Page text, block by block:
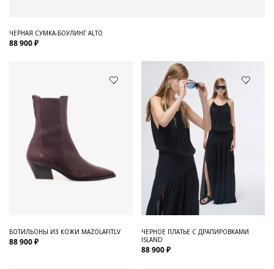
ЧЕРНАЯ СУМКА-БОУЛИНГ ALTO
88 900 ₽
БОТИЛЬОНЫ ИЗ КОЖИ MAZOLAFITLV
88 900 ₽
ЧЕРНОЕ ПЛАТЬЕ С ДРАПИРОВКАМИ
ISLAND
88 900 ₽